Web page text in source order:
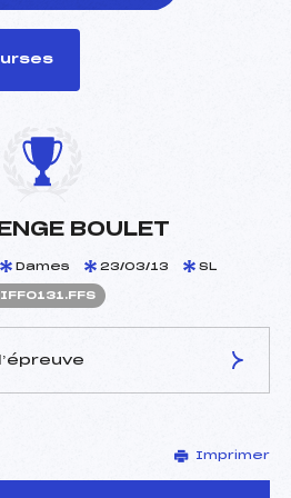
BOULET
Dames 23/03/13 SL
LEBOULLENGER DENIS
(IF)
Imprimer